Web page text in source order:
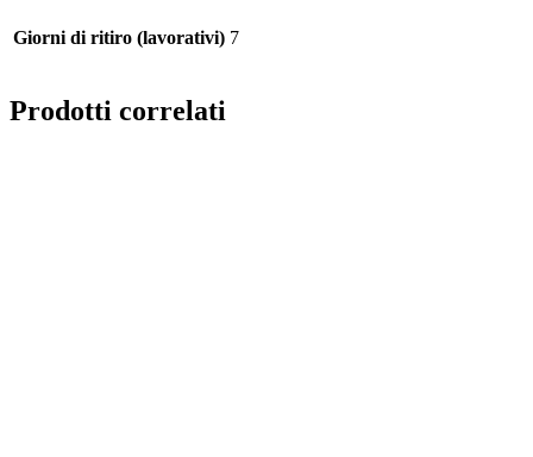
Giorni di ritiro (lavorativi) 7
Prodotti correlati